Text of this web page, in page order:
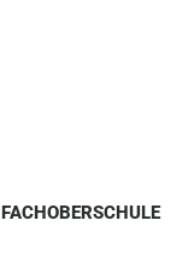
FACHOBERSCHULE